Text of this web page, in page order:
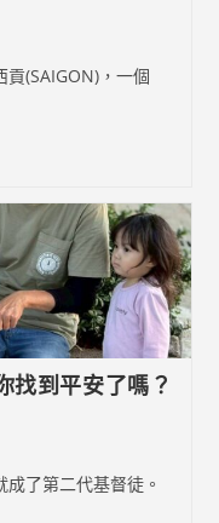
(SAIGON)，一個
找到平安了嗎？
了第二代基督徒。